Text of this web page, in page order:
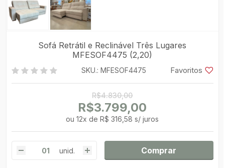
Sofá Retrátil e Reclinável Três Lugares
MFESOF4475 (2,20)
SKU.: MFESOF4475 Favoritos
R$4.830,00
R$3.799,00
ou12x deR$ 316,58 s/ juros
unid. Comprar